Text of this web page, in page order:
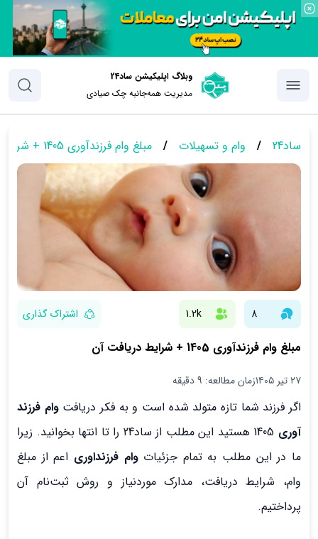
وبلاگ اپلیکیشن ساد24
مدیریت همه‌جانبه چک‌ صیادی
ساد24 / وام و تسهیلات / مبلغ وام فرزندآوری 1405 + شرایط دریافت آن
8
1.2k اشتراک گذاری
مبلغ وام فرزندآوری 1405 + شرایط دریافت آن
۲۷ تیر ۱۴۰۵ زمان مطالعه: 9 دقیقه
اگر فرزند شما تازه‌ متولد شده است و به فکر دریافت وام فرزند
آوری
1405 هستید این مطلب از ساد24 را تا انتها بخوانید. زیرا
ما در این مطلب به تمام جزئیاتوام فرزنداوری اعم از مبلغ
وام، شرایط دریافت، مدارک موردنیاز و روش ثبت‌نام آن
پرداختیم.